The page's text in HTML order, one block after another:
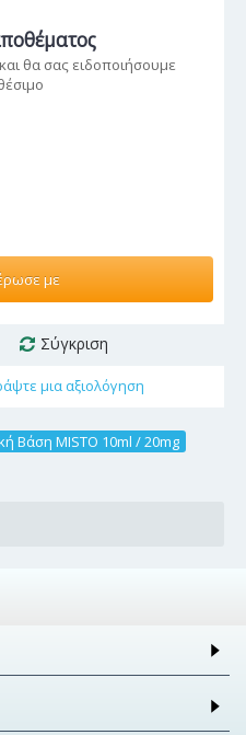
θα σας ειδοποιήσουμε
με
Σύγκριση
μια αξιολόγηση
Βάση MISTO 10ml / 20mg